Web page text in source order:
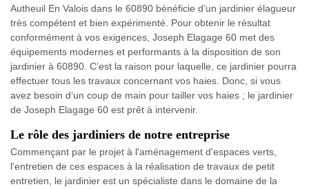
Autheuil En Valois dans le 60890 bénéficie d’un jardinier élagueur
très compétent et bien expérimenté. Pour obtenir le résultat
conformément à vos exigences, Joseph Elagage 60 met des
équipements modernes et performants à la disposition de son
jardinier à 60890. C’est la raison pour laquelle, ce jardinier pourra
effectuer tous les travaux concernant vos haies. Donc, si vous
avez besoin d’un coup de main pour tailler vos haies ; le jardinier
de Joseph Elagage 60 est prêt à intervenir.
Le rôle des jardiniers de notre entreprise
Commençant par le projet à l'aménagement d'espaces verts,
l'entretien de ces espaces à la réalisation de travaux de petit
entretien, le jardinier est un spécialiste dans le domaine de la